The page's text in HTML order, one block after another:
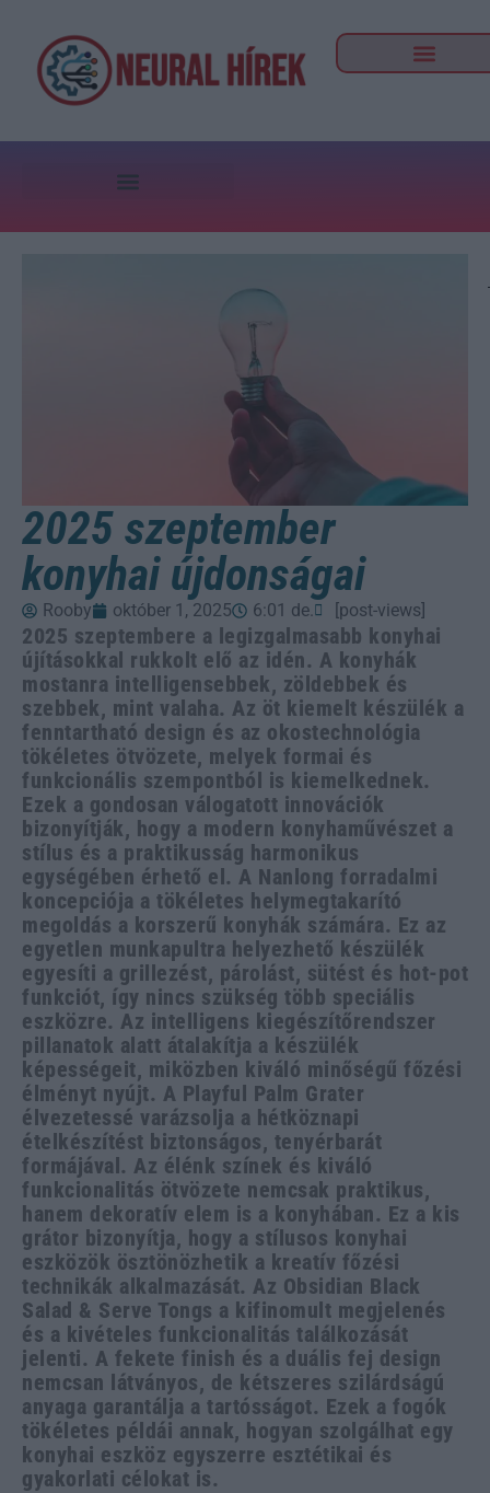
2025 szeptember
konyhai újdonságai
Rooby október 1, 2025 6:01 de. [post-views]
2025 szeptembere a legizgalmasabb konyhai
újításokkal rukkolt elő az idén. A konyhák
mostanra intelligensebbek, zöldebbek és
szebbek, mint valaha. Az öt kiemelt készülék a
fenntartható design és az okostechnológia
tökéletes ötvözete, melyek formai és
funkcionális szempontból is kiemelkednek.
Ezek a gondosan válogatott innovációk
bizonyítják, hogy a modern konyhaművészet a
stílus és a praktikusság harmonikus
egységében érhető el. A Nanlong forradalmi
koncepciója a tökéletes helymegtakarító
megoldás a korszerű konyhák számára. Ez az
egyetlen munkapultra helyezhető készülék
egyesíti a grillezést, párolást, sütést és hot-pot
funkciót, így nincs szükség több speciális
eszközre. Az intelligens kiegészítőrendszer
pillanatok alatt átalakítja a készülék
képességeit, miközben kiváló minőségű főzési
élményt nyújt. A Playful Palm Grater
élvezetessé varázsolja a hétköznapi
ételkészítést biztonságos, tenyérbarát
formájával. Az élénk színek és kiváló
funkcionalitás ötvözete nemcsak praktikus,
hanem dekoratív elem is a konyhában. Ez a kis
grátor bizonyítja, hogy a stílusos konyhai
eszközök ösztönözhetik a kreatív főzési
technikák alkalmazását. Az Obsidian Black
Salad & Serve Tongs a kifinomult megjelenés
és a kivételes funkcionalitás találkozását
jelenti. A fekete finish és a duális fej design
nemcsan látványos, de kétszeres szilárdságú
anyaga garantálja a tartósságot. Ezek a fogók
tökéletes példái annak, hogyan szolgálhat egy
konyhai eszköz egyszerre esztétikai és
gyakorlati célokat is.